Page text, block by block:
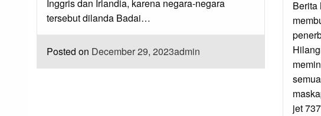
Inggris dan Irlandia, karena negara-negara
tersebut dilanda Badai…
Posted on December 29, 2023admin
Berita
jet